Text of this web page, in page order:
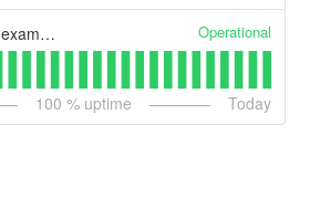
Management Portal (example) Operational
100 % uptime Today